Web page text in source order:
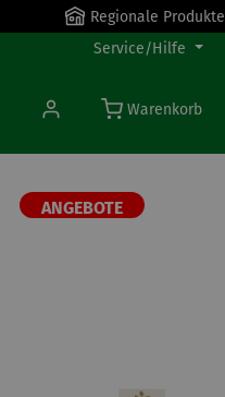
Regionale Produkte
Service/Hilfe
Warenkorb
ANGEBOTE